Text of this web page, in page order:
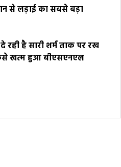
से लड़ाई का सबसे बड़ा
रही है सारी शर्म ताक पर रख
खत्म हुआ बीएसएनएल